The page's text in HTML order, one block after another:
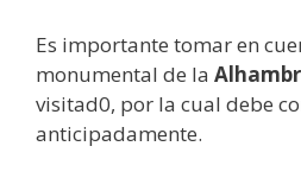
Es importante tomar en
monumental de la
visitad0, por la cual debe
anticipadamente.